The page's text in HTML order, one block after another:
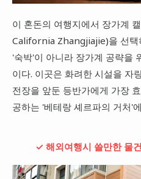
이 혼돈의 여행지에서 장가계
California Zhangjiajie)을 선택
'숙박'이 아니라 장가계 공략을
이다. 이곳은 화려한 시설을 자
전장을 앞둔 등반가에게 가장
공하는 '베테랑 셰르파의 거처'
✓ 해외여행시 쓸만한 물